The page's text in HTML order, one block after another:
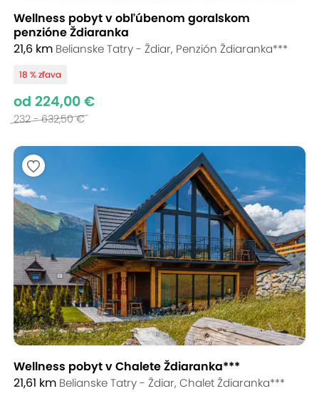
Wellness pobyt v obľúbenom goralskom
penzióne Ždiaranka
21,6 km Belianske Tatry - Ždiar, Penzión Ždiaranka***
18 % zľava
od 224,00 €
232 - 632,50 €
Wellness pobyt v Chalete Ždiaranka***
21,61 km Belianske Tatry - Ždiar, Chalet Ždiaranka***